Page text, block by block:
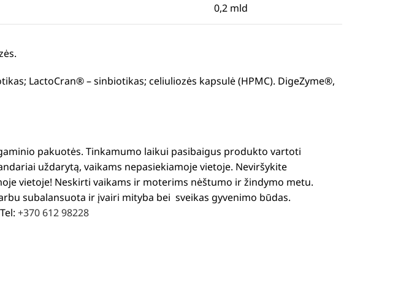
0,2 mld
LactoCran® – sinbiotikas; celiuliozės kapsulė (HPMC). DigeZyme®,
pakuotės. Tinkamumo laikui pasibaigus produkto vartoti
uždarytą, vaikams nepasiekiamoje vietoje. Neviršykite
vietoje! Neskirti vaikams ir moterims nėštumo ir žindymo metu.
subalansuota ir įvairi mityba bei sveikas gyvenimo būdas.
+370 612 98228